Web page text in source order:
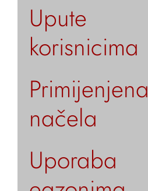
Upute
korisnicima
Primijenjena
načela
Uporaba